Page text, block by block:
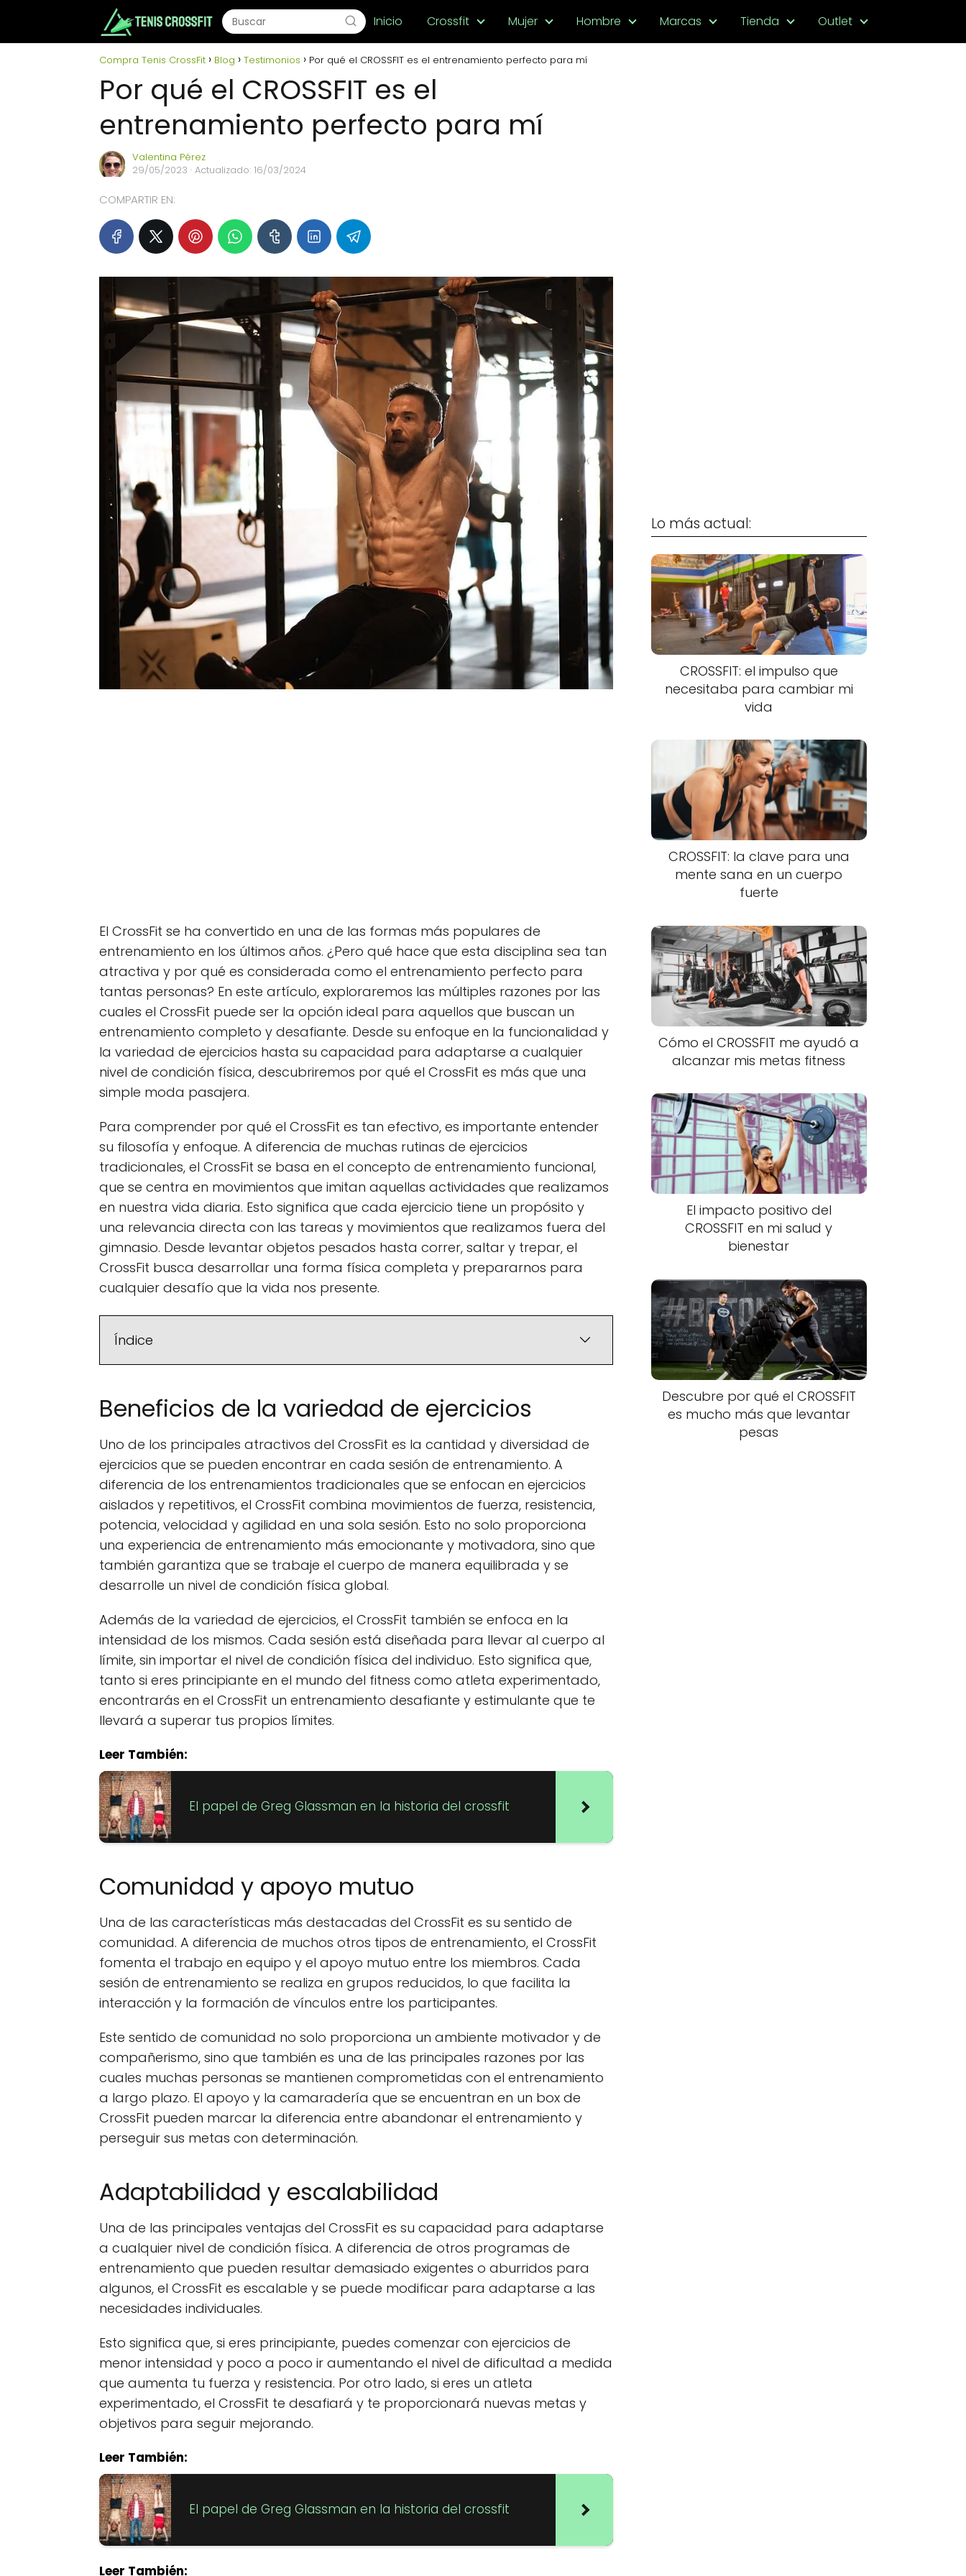
Inicio Crossfit Mujer Hombre Marcas Tienda Outlet
Compra Tenis CrossFit Blog Testimonios Por qué el CROSSFIT es el entrenamiento perfecto para mí
Por qué el CROSSFIT es el
entrenamiento perfecto para mí
Valentina Pérez
29/05/2023 · Actualizado: 16/03/2024
COMPARTIR EN:
El CrossFit se ha convertido en una de las formas más populares de
entrenamiento en los últimos años. ¿Pero qué hace que esta disciplina sea tan
atractiva y por qué es considerada como el entrenamiento perfecto para
tantas personas? En este artículo, exploraremos las múltiples razones por las
cuales el CrossFit puede ser la opción ideal para aquellos que buscan un
entrenamiento completo y desafiante. Desde su enfoque en la funcionalidad y
la variedad de ejercicios hasta su capacidad para adaptarse a cualquier
nivel de condición física, descubriremos por qué el CrossFit es más que una
simple moda pasajera.
Para comprender por qué el CrossFit es tan efectivo, es importante entender
su filosofía y enfoque. A diferencia de muchas rutinas de ejercicios
tradicionales, el CrossFit se basa en el concepto de entrenamiento funcional,
que se centra en movimientos que imitan aquellas actividades que realizamos
en nuestra vida diaria. Esto significa que cada ejercicio tiene un propósito y
una relevancia directa con las tareas y movimientos que realizamos fuera del
gimnasio. Desde levantar objetos pesados hasta correr, saltar y trepar, el
CrossFit busca desarrollar una forma física completa y prepararnos para
cualquier desafío que la vida nos presente.
Índice
Beneficios de la variedad de ejercicios
Uno de los principales atractivos del CrossFit es la cantidad y diversidad de
ejercicios que se pueden encontrar en cada sesión de entrenamiento. A
diferencia de los entrenamientos tradicionales que se enfocan en ejercicios
aislados y repetitivos, el CrossFit combina movimientos de fuerza, resistencia,
potencia, velocidad y agilidad en una sola sesión. Esto no solo proporciona
una experiencia de entrenamiento más emocionante y motivadora, sino que
también garantiza que se trabaje el cuerpo de manera equilibrada y se
desarrolle un nivel de condición física global.
Además de la variedad de ejercicios, el CrossFit también se enfoca en la
intensidad de los mismos. Cada sesión está diseñada para llevar al cuerpo al
límite, sin importar el nivel de condición física del individuo. Esto significa que,
tanto si eres principiante en el mundo del fitness como atleta experimentado,
encontrarás en el CrossFit un entrenamiento desafiante y estimulante que te
llevará a superar tus propios límites.
Leer También:
El papel de Greg Glassman en la historia del crossfit
Comunidad y apoyo mutuo
Una de las características más destacadas del CrossFit es su sentido de
comunidad. A diferencia de muchos otros tipos de entrenamiento, el CrossFit
fomenta el trabajo en equipo y el apoyo mutuo entre los miembros. Cada
sesión de entrenamiento se realiza en grupos reducidos, lo que facilita la
interacción y la formación de vínculos entre los participantes.
Este sentido de comunidad no solo proporciona un ambiente motivador y de
compañerismo, sino que también es una de las principales razones por las
cuales muchas personas se mantienen comprometidas con el entrenamiento
a largo plazo. El apoyo y la camaradería que se encuentran en un box de
CrossFit pueden marcar la diferencia entre abandonar el entrenamiento y
perseguir sus metas con determinación.
Adaptabilidad y escalabilidad
Una de las principales ventajas del CrossFit es su capacidad para adaptarse
a cualquier nivel de condición física. A diferencia de otros programas de
entrenamiento que pueden resultar demasiado exigentes o aburridos para
algunos, el CrossFit es escalable y se puede modificar para adaptarse a las
necesidades individuales.
Esto significa que, si eres principiante, puedes comenzar con ejercicios de
menor intensidad y poco a poco ir aumentando el nivel de dificultad a medida
que aumenta tu fuerza y resistencia. Por otro lado, si eres un atleta
experimentado, el CrossFit te desafiará y te proporcionará nuevas metas y
objetivos para seguir mejorando.
Leer También:
El papel de Greg Glassman en la historia del crossfit
Leer También:
Lo más actual:
CROSSFIT: el impulso que
necesitaba para cambiar mi
vida
CROSSFIT: la clave para una
mente sana en un cuerpo
fuerte
Cómo el CROSSFIT me ayudó a
alcanzar mis metas fitness
El impacto positivo del
CROSSFIT en mi salud y
bienestar
Descubre por qué el CROSSFIT
es mucho más que levantar
pesas